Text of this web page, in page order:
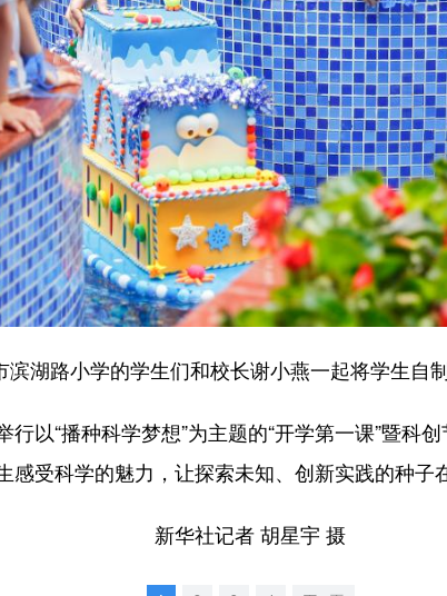
湖路小学的学生们和校长谢小燕一起将学生自制
“播种科学梦想”为主题的“开学第一课”暨科
受科学的魅力，让探索未知、创新实践的种子
新华社记者 胡星宇 摄